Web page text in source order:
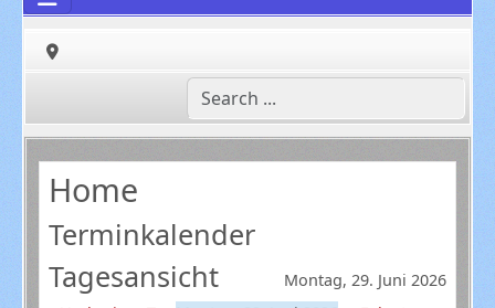
Home
Terminkalender
Tagesansicht
Montag, 29. Juni 2026